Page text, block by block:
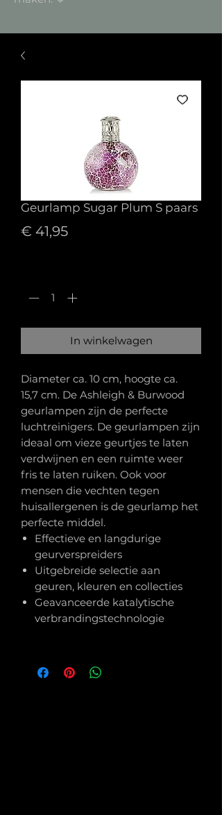
Geurlamp Sugar Plum S paars
€ 41,95Prijs
In winkelwagen
Diameter ca. 10 cm, hoogte ca.
15,7 cm. De Ashleigh & Burwood
geurlampen zijn de perfecte
luchtreinigers. De geurlampen zijn
ideaal om vieze geurtjes te laten
verdwijnen en een ruimte weer
fris te laten ruiken. Ook voor
mensen die vechten tegen
huisallergenen is de geurlamp het
perfecte middel.
Effectieve en langdurige
geurverspreiders
Uitgebreide selectie aan
geuren, kleuren en collecties
Geavanceerde katalytische
verbrandingstechnologie